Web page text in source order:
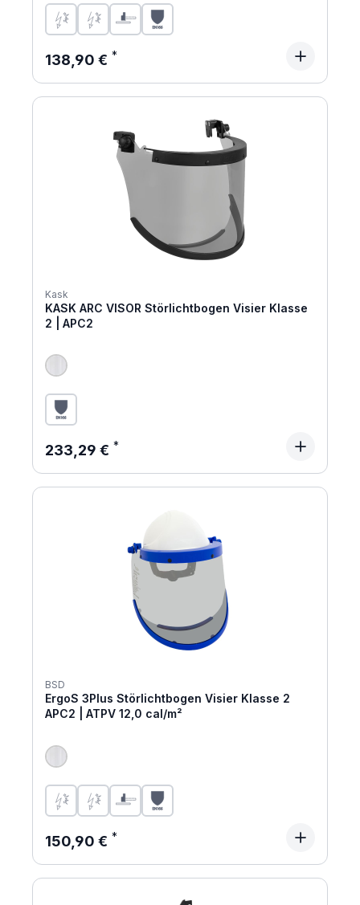
Regulärer Preis:
138,90 €
Kask
KASK ARC VISOR Störlichtbogen Visier Klasse
2 | APC2
Regulärer Preis:
233,29 €
BSD
ErgoS 3Plus Störlichtbogen Visier Klasse 2
APC2 | ATPV 12,0 cal/m²
Regulärer Preis:
150,90 €